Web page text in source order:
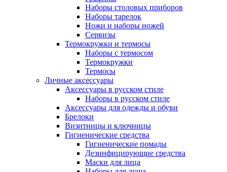
Наборы столовых приборов
Наборы тарелок
Ножи и наборы ножей
Сервизы
Термокружки и термосы
Наборы с термосом
Термокружки
Термосы
Личные аксессуары
Аксессуары в русском стиле
Наборы в русском стиле
Аксессуары для одежды и обуви
Брелоки
Визитницы и ключницы
Гигиенические средства
Гигиенические помады
Дезинфицирующие средства
Маски для лица